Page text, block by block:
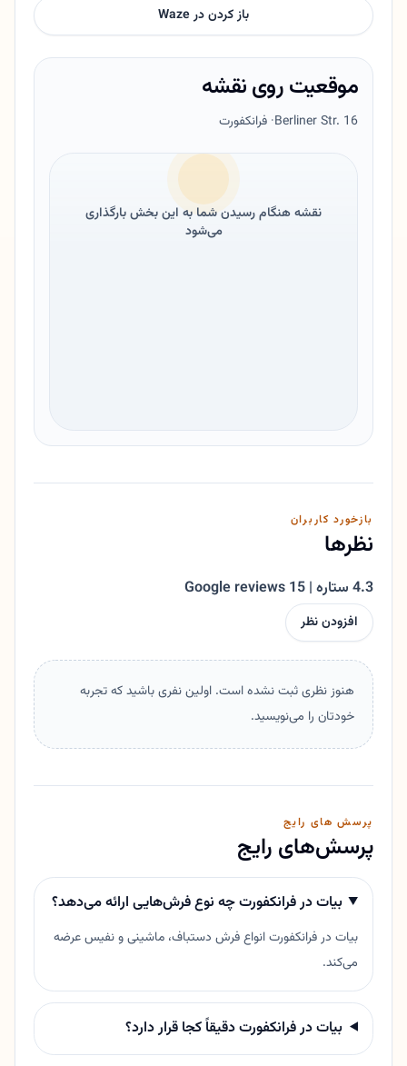
باز کردن در Waze
موقعیت روی نقشه
Berliner Str. 16· فرانکفورت
نقشه هنگام رسیدن شما به این بخش بارگذاری
می‌شود
بازخورد کاربران
نظرها
4.3 ستاره | 15 Google reviews
افزودن نظر
هنوز نظری ثبت نشده است. اولین نفری باشید که تجربه
خودتان را می‌نویسید.
پرسش های رایج
پرسش‌های رایج
بیات در فرانکفورت چه نوع فرش‌هایی ارائه می‌دهد؟
بیات در فرانکفورت انواع فرش دستباف، ماشینی و نفیس عرضه
می‌کند.
بیات در فرانکفورت دقیقاً کجا قرار دارد؟